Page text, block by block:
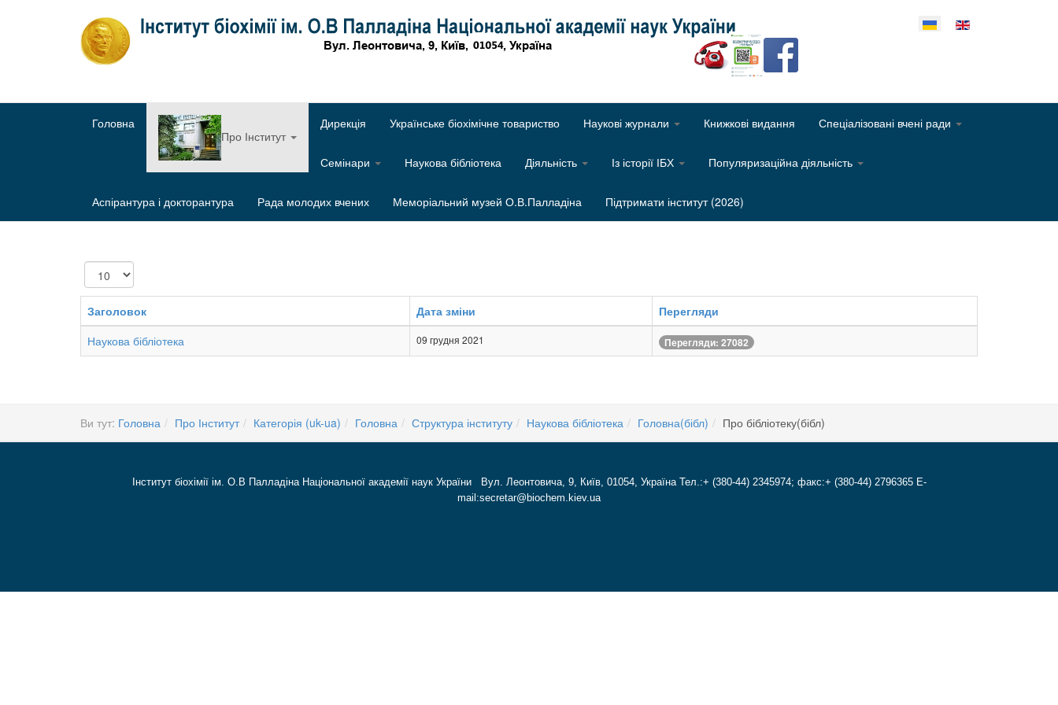
Оберіть свою мову
Головна
Про Інститут
Дирекція Українське біохімічне товариство Наукові журнали Книжкові видання Спеціалізовані вчені ради
Семінари Наукова бібліотека Діяльність Із історії ІБХ Популяризаційна діяльність
Аспірантура і докторантура Рада молодих вчених Меморіальний музей О.В.Палладіна Підтримати інститут (2026)
Показувати
Заголовок Дата зміни
Перегляди
Наукова бібліотека
09 грудня 2021 Перегляди: 27082
Ви тут: Головна Про Інститут Категорія (uk-ua) Головна Структура інституту Наукова бібліотека Головна(бібл) Про бібліотеку(бібл)
Інститут біохімії ім. О.В Палладіна Національної академії наук України Вул. Леонтовича, 9, Київ, 01054, Україна Тел.:+ (380-44) 2345974; факс:+ (380-44) 2796365 E-
mail:secretar@biochem.kiev.ua